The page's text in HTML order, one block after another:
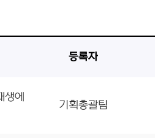
등록자
에
기획총괄팀